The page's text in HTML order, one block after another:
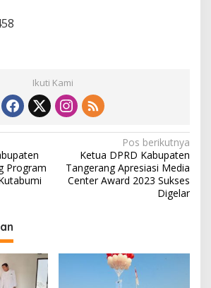
Ikuti Kami
Program
Pos berikutnya
Ketua DPRD Kabupaten
Tangerang Apresiasi Media
Center Award 2023 Sukses
Digelar